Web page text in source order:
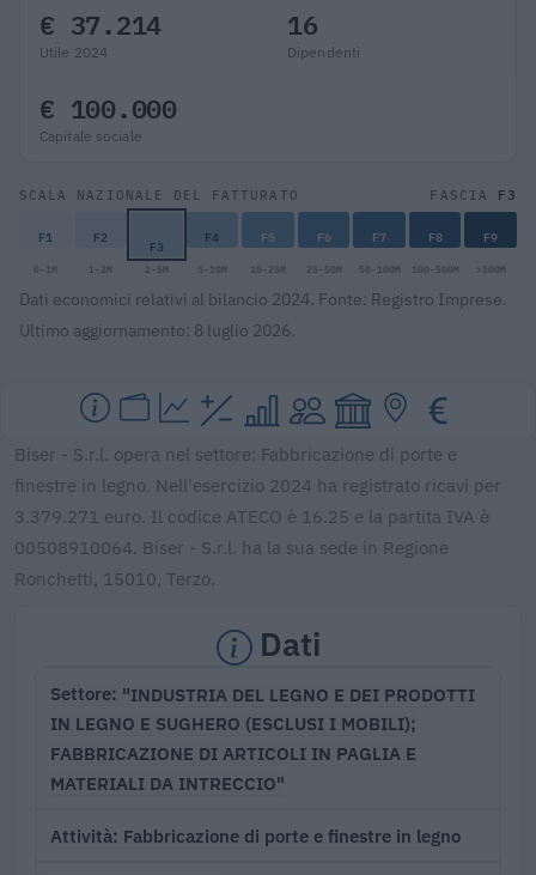
€ 37.214
Utile 2024
16
Dipendenti
€ 100.000
Capitale sociale
SCALA NAZIONALE DEL FATTURATO FASCIA F3
F1 F2 F3 F4 F5 F6 F7 F8 F9
0-1M 1-2M 2-5M 5-10M 10-25M 25-50M 50-100M 100-500M >500M
Dati economici relativi al bilancio 2024. Fonte: Registro Imprese.
Ultimo aggiornamento: 8 luglio 2026.
Biser - S.r.l. opera nel settore: Fabbricazione di porte e
finestre in legno. Nell'esercizio 2024 ha registrato ricavi per
3.379.271 euro. Il codice ATECO è 16.25 e la partita IVA è
00508910064. Biser - S.r.l. ha la sua sede in Regione
Ronchetti, 15010, Terzo.
Dati
Settore "INDUSTRIA DEL LEGNO E DEI PRODOTTI
IN LEGNO E SUGHERO (ESCLUSI I MOBILI);
FABBRICAZIONE DI ARTICOLI IN PAGLIA E
MATERIALI DA INTRECCIO"
Attività Fabbricazione di porte e finestre in legno